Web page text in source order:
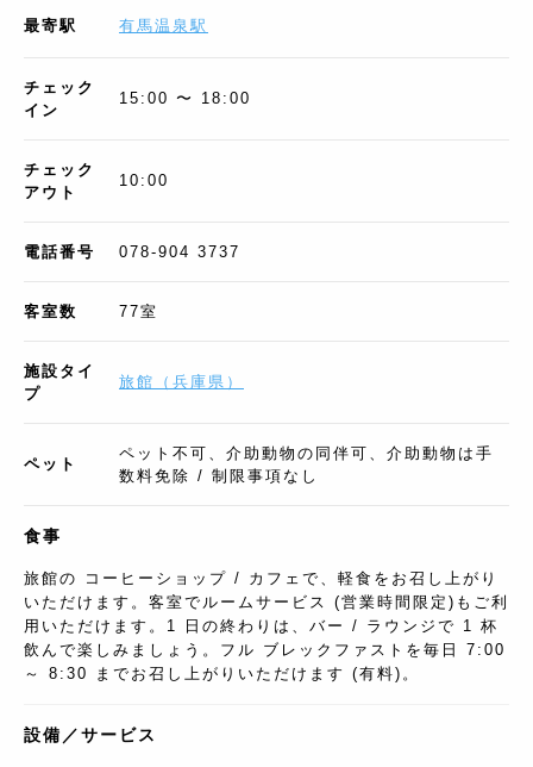
最寄駅 有馬温泉駅
チェック
イン
15:00 〜 18:00
チェック
アウト
10:00
電話番号 078-904 3737
客室数 77室
施設タイ
プ
旅館 （ 兵庫県 ）
ペット
ペット不可、介助動物の同伴可、介助動物は手
数料免除 / 制限事項なし
食事
旅館の コーヒーショップ / カフェで、軽食をお召し上がり
いただけます。客室でルームサービス (営業時間限定)もご利
用いただけます。1 日の終わりは、バー / ラウンジで 1 杯
飲んで楽しみましょう。フル ブレックファストを毎日 7:00
～ 8:30 までお召し上がりいただけます (有料)。
設備／サービス